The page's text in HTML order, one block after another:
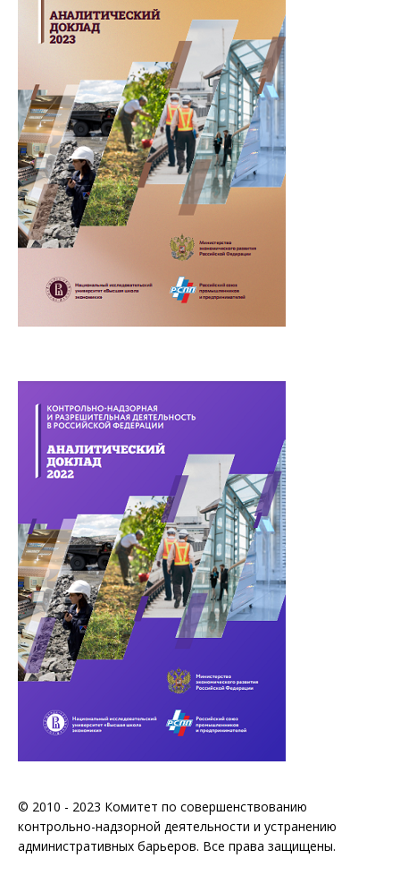
© 2010 - 2023 Комитет по совершенствованию
контрольно-надзорной деятельности и устранению
административных барьеров. Все права защищены.